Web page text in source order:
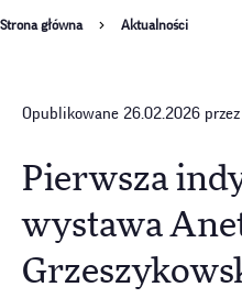
Ścieżka
Strona główna Aktualności
Opublikowane 26.02.2026
Pierwsza
wystawa